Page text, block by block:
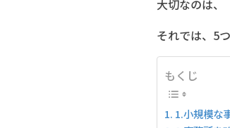
大切なのは、
それでは、5
もくじ
1.小規模な